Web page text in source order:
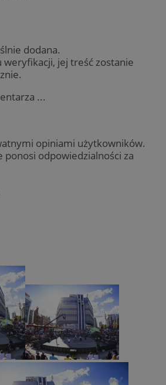
dodana.
jej treść zostanie
...
opiniami użytkowników.
ponosi odpowiedzialności za